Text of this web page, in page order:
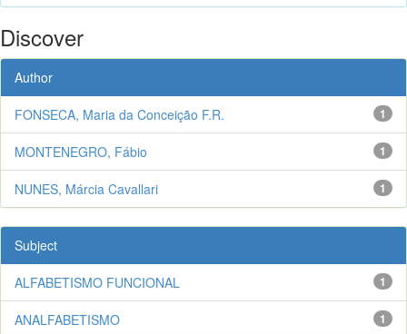
Discover
Author
1
FONSECA, Maria da Conceição F.R.
1
MONTENEGRO, Fábio
1
NUNES, Márcia Cavallari
Subject
1
ALFABETISMO FUNCIONAL
1
ANALFABETISMO